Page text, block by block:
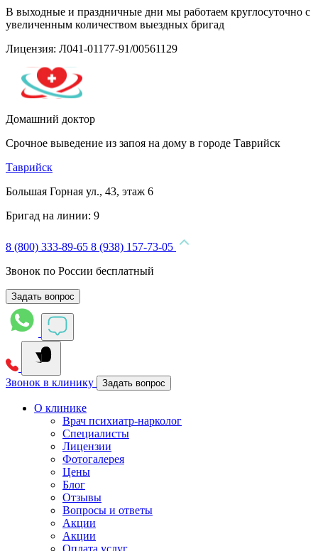
В выходные и праздничные дни мы работаем круглосуточно с
увеличенным количеством выездных бригад
Лицензия: Л041-01177-91/00561129
Домашний доктор
Срочное выведение из запоя на дому в городе Таврийск
Таврийск
Большая Горная ул., 43, этаж 6
Бригад на линии: 9
8 (800) 333-89-65 8 (938) 157-73-05
Звонок по России бесплатный
Задать вопрос
Звонок в клинику Задать вопрос
О клинике
Врач психиатр-нарколог
Специалисты
Лицензии
Фотогалерея
Цены
Блог
Отзывы
Вопросы и ответы
Акции
Акции
Оплата услуг